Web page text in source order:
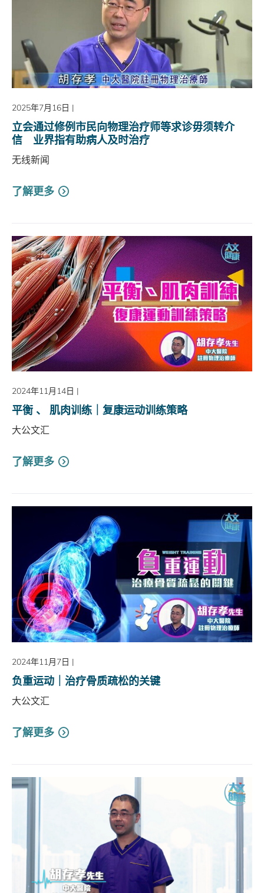
2025年7月16日 |
立会通过修例市民向物理治疗师等求诊毋须转介
信 业界指有助病人及时治疗
无线新闻
了解更多
2024年11月14日 |
平衡 、 肌肉训练｜复康运动训练策略
大公文汇
了解更多
2024年11月7日 |
负重运动｜治疗骨质疏松的关键
大公文汇
了解更多